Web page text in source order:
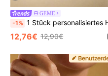
GEME
-1% 1 Stück personalisiertes Herz-förmiges Damen Armband, Gold Armband, Muttertags Geschenk, Geschenk für sie, Damenschmuck, Gold Schmuck, DIY Schmuck, Damen Schmuck, Doppelter Geburtsstein Armband, Mutter Tochter Armband, Jahrestags
12,76€ 12,90€